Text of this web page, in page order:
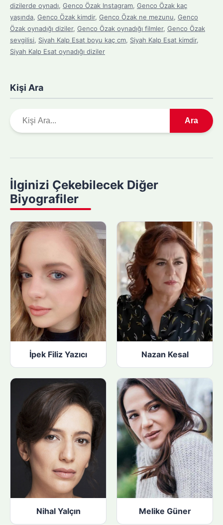
dizilerde oynadı, Genco Özak Instagram, Genco Özak kaç
yaşında, Genco Özak kimdir, Genco Özak ne mezunu, Genco
Özak oynadığı diziler, Genco Özak oynadığı filmler, Genco Özak
sevgilisi, Siyah Kalp Esat boyu kaç cm, Siyah Kalp Esat kimdir,
Siyah Kalp Esat oynadığı diziler
Kişi Ara
r
y
a
p
n
:
Ara
İlginizi Çekebilecek Diğer
Biyografiler
İpek Filiz Yazıcı Nazan Kesal
Nihal Yalçın Melike Güner